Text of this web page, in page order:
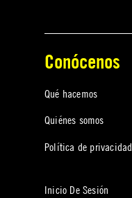
Conócenos
Qué hacemos
Quiénes somos
Política de privacidad
Inicio De Sesión